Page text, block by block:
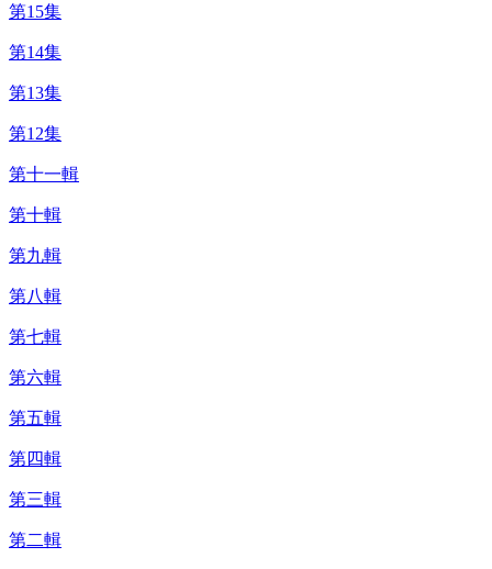
第15集
第14集
第13集
第12集
第十一輯
第十輯
第九輯
第八輯
第七輯
第六輯
第五輯
第四輯
第三輯
第二輯